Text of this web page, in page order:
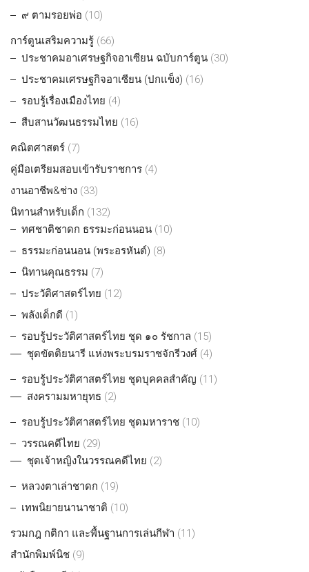
๙ ตามรอยพ่อ (10)
การ์ตูนเสริมความรู้ (66)
ประชาคมอาเศรษฐกิจอาเซียน ฉบับการ์ตูน (30)
ประชาคมเศรษฐกิจอาเซียน (ปกแข็ง) (16)
รอบรู้เรื่องเมืองไทย (4)
สืบสานวัฒนธรรมไทย (16)
คณิตศาสตร์ (7)
คู่มือเตรียมสอบเข้ารับราชการ (4)
งานอาชีพ&ช่าง (33)
นิทานสำหรับเด็ก (132)
ทศชาติชาดก ธรรมะก่อนนอน (10)
ธรรมะก่อนนอน (พระอรหันต์) (8)
นิทานคุณธรรม (7)
ประวัติศาสตร์ไทย (12)
พลังเด็กดี (1)
รอบรู้ประวัติศาสตร์ไทย ชุด ๑๐ รัชกาล (15)
ชุดขัตติยนารี แห่งพระบรมราชจักรีวงศ์ (4)
รอบรู้ประวัติศาสตร์ไทย ชุดบุคคลสำคัญ (11)
สงครามมหายุทธ (2)
รอบรู้ประวัติศาสตร์ไทย ชุดมหาราช (10)
วรรณคดีไทย (29)
ชุดเจ้าหญิงในวรรณคดีไทย (2)
หลวงตาเล่าชาดก (19)
เทพนิยายนานาชาติ (10)
รวมกฎ กติกา และพื้นฐานการเล่นกีฬา (11)
สำนักพิมพ์นิช (9)